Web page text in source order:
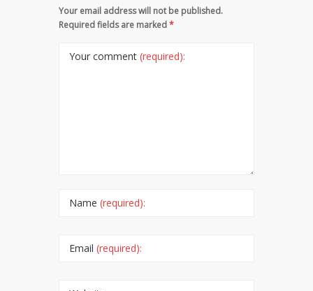
Your email address will not be published.
Required fields are marked*
Your comment (required):
Name (required):
Email (required):